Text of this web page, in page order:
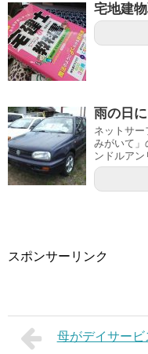
宅地建
雨の日
ネットサ
みがいて」
ンドルアン
スポンサーリンク
母がデイサー